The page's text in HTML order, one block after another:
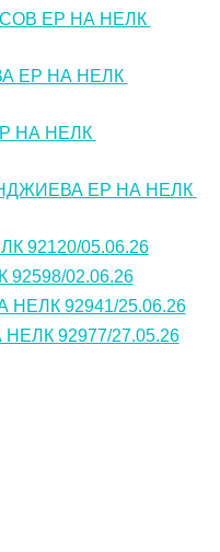
ЕР НА НЕЛК
ЕР НА НЕЛК
НА НЕЛК
ЕР НА НЕЛК
92120/05.06.26
02.06.26
92941/25.06.26
92977/27.05.26